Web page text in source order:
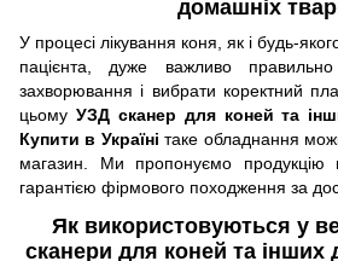
домашніх
У процесі лікування коня, як і будь-
пацієнта, дуже важливо
захворювання і вибрати коректний
цьому УЗД сканер для коней та
Купити в Україні таке обладнання
магазин. Ми пропонуємо продукцію
гарантією фірмового походження за
Як використовуються у
сканери для коней та інших